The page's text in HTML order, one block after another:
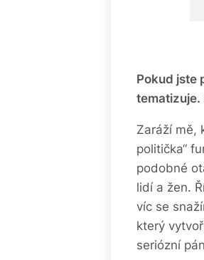
Pokud jste
tematizuje.
Zaráží mě,
politička“
podobné
lidí a žen.
víc se
který
seriózní